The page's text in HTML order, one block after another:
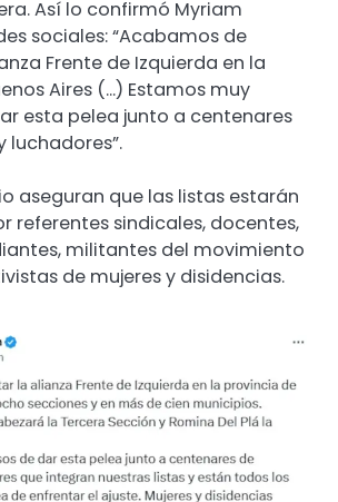
Así lo confirmó Myriam
sociales: “Acabamos de
Frente de Izquierda en la
Aires (…) Estamos muy
esta pelea junto a centenares
luchadores”.
aseguran que las listas estarán
referentes sindicales, docentes,
militantes del movimiento
de mujeres y disidencias.